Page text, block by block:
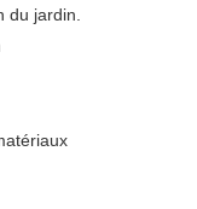
du jardin.